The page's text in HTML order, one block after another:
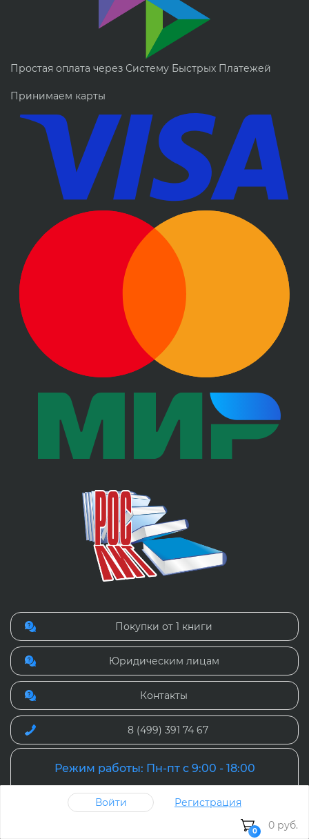
Простая оплата через Систему Быстрых Платежей
Принимаем карты
Покупки от 1 книги
Юридическим лицам
Контакты
8 (499) 391 74 67
Режим работы: Пн-пт с 9:00 - 18:00
сб-вс выходные
Войти Регистрация
0 0 руб.